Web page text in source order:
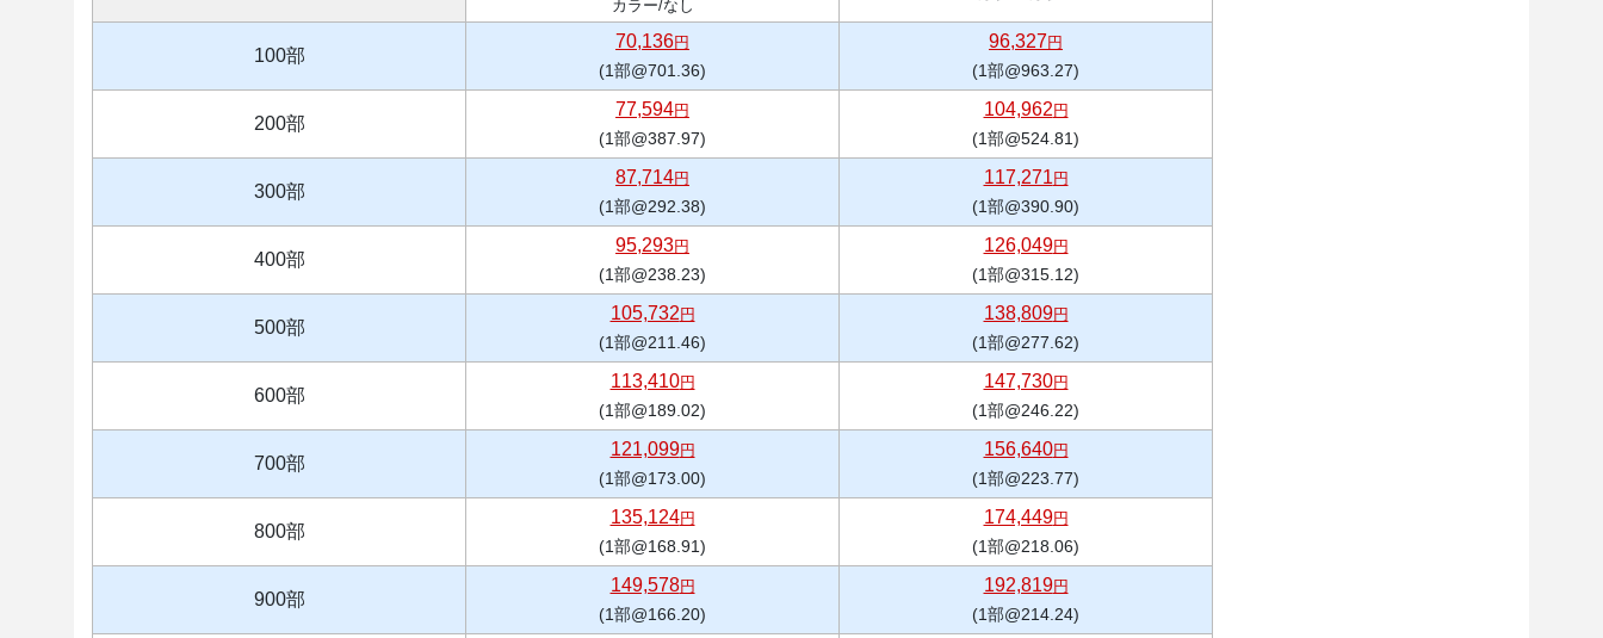
カラー/なし
100部
70,136円
(1部@701.36)
96,327円
(1部@963.27)
200部
77,594円
(1部@387.97)
104,962円
(1部@524.81)
300部
87,714円
(1部@292.38)
117,271円
(1部@390.90)
400部
95,293円
(1部@238.23)
126,049円
(1部@315.12)
500部
105,732円
(1部@211.46)
138,809円
(1部@277.62)
600部
113,410円
(1部@189.02)
147,730円
(1部@246.22)
700部
121,099円
(1部@173.00)
156,640円
(1部@223.77)
800部
135,124円
(1部@168.91)
174,449円
(1部@218.06)
900部
149,578円
(1部@166.20)
192,819円
(1部@214.24)